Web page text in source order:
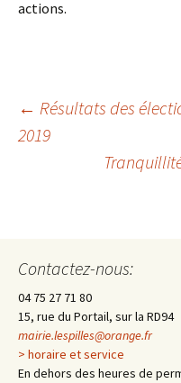
actions.
articles
← Résultats des
2019
Contactez-nous:
04 75 27 71 80
15, rue du Portail, sur la RD94
mairie.lespilles@orange.fr
> horaire et service
En dehors des heures de